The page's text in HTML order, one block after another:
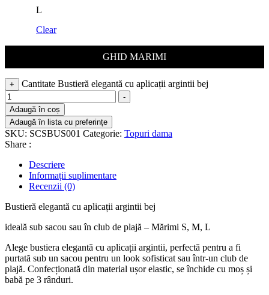
L
Clear
GHID MARIMI
+ Cantitate Bustieră elegantă cu aplicații argintii bej
-
Adaugă în coș
Adaugă în lista cu preferințe
SKU: SCSBUS001 Categorie: Topuri dama
Share :
Descriere
Informații suplimentare
Recenzii (0)
Bustieră elegantă cu aplicații argintii bej
ideală sub sacou sau în club de plajă – Mărimi S, M, L
Alege bustiera elegantă cu aplicații argintii, perfectă pentru a fi
purtată sub un sacou pentru un look sofisticat sau într-un club de
plajă. Confecționată din material ușor elastic, se închide cu moș și
babă pe 3 rânduri.